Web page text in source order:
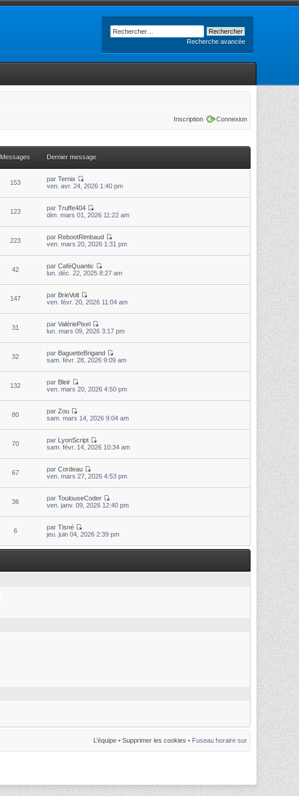
Recherche avancée
Inscription Connexion
Messages Dernier message
153 parTernix
ven. avr. 24, 2026 1:40 pm
123 parTruffe404
dim. mars 01, 2026 11:22 am
223 par RebootRimbaud
ven. mars 20, 2026 1:31 pm
42 parCaféQuantic
lun. déc. 22, 2025 8:27 am
147 par BrieVolt
ven. févr. 20, 2026 11:04 am
31 parValériePixel
lun. mars 09, 2026 3:17 pm
32 par BaguetteBrigand
sam. févr. 28, 2026 9:09 am
132 par Bleir
ven. mars 20, 2026 4:50 pm
80 parZou
sam. mars 14, 2026 9:04 am
70 par LyonScript
sam. févr. 14, 2026 10:34 am
67 parCordeau
ven. mars 27, 2026 4:53 pm
36 parToulouseCoder
ven. janv. 09, 2026 12:40 pm
6 parTisné
jeu. juin 04, 2026 2:39 pm
L’équipe • Supprimer les cookies • Fuseau horaire sur